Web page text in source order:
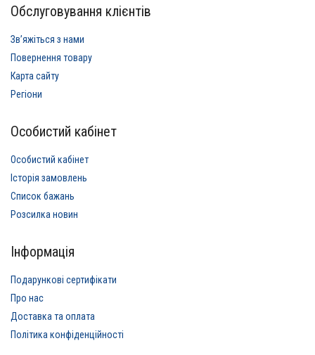
Обслуговування клієнтів
Звʼяжіться з нами
Повернення товару
Карта сайту
Регіони
Особистий кабінет
Особистий кабінет
Історія замовлень
Список бажань
Розсилка новин
Інформація
Подарункові сертифікати
Про нас
Доставка та оплата
Політика конфіденційності